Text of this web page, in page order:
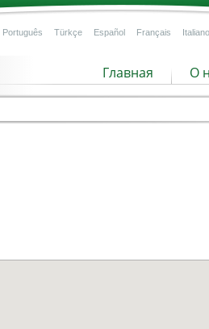
Português Türkçe Español Français Italiano
Главная О